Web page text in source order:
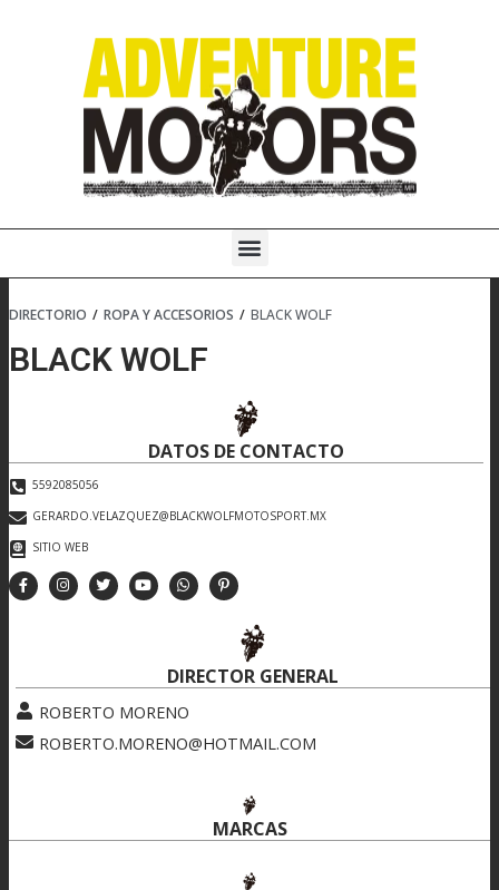
Menú
DIRECTORIO / ROPA Y ACCESORIOS / BLACK WOLF
BLACK WOLF
DATOS DE CONTACTO
5592085056
GERARDO.VELAZQUEZ@BLACKWOLFMOTOSPORT.MX
SITIO WEB
DIRECTOR GENERAL
ROBERTO MORENO
ROBERTO.MORENO@HOTMAIL.COM
MARCAS